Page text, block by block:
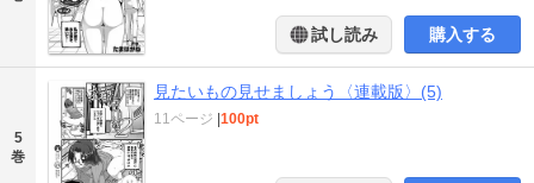
試し読み 購入する
5
巻
見たいもの見せましょう〈連載版〉(5)
11ページ |100pt